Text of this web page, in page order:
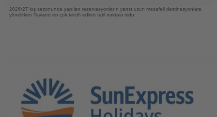
2026/27 kış sezonunda yapılan rezervasyonların yarısı uzun mesafeli destinasyonlara
yönelirken Tayland en çok tercih edilen tatil noktası oldu